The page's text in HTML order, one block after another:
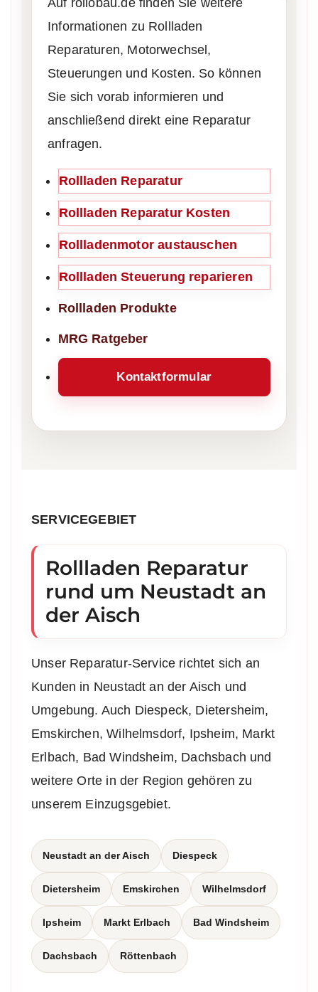
Auf rollobau.de finden Sie weitere
Informationen zu Rollladen
Reparaturen, Motorwechsel,
Steuerungen und Kosten. So können
Sie sich vorab informieren und
anschließend direkt eine Reparatur
anfragen.
Rollladen Reparatur
Rollladen Reparatur Kosten
Rollladenmotor austauschen
Rollladen Steuerung reparieren
Rollladen Produkte
MRG Ratgeber
Kontaktformular
SERVICEGEBIET
Rollladen Reparatur
rund um Neustadt an
der Aisch
Unser Reparatur-Service richtet sich an
Kunden in Neustadt an der Aisch und
Umgebung. Auch Diespeck, Dietersheim,
Emskirchen, Wilhelmsdorf, Ipsheim, Markt
Erlbach, Bad Windsheim, Dachsbach und
weitere Orte in der Region gehören zu
unserem Einzugsgebiet.
Neustadt an der Aisch Diespeck
Dietersheim Emskirchen Wilhelmsdorf
Ipsheim Markt Erlbach Bad Windsheim
Dachsbach Röttenbach